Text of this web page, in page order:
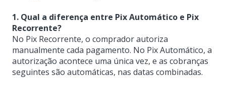
1. Qual a diferença entre Pix Automático e Pix
Recorrente?
No Pix Recorrente, o comprador autoriza
manualmente cada pagamento. No Pix Automático, a
autorização acontece uma única vez, e as cobranças
seguintes são automáticas, nas datas combinadas.